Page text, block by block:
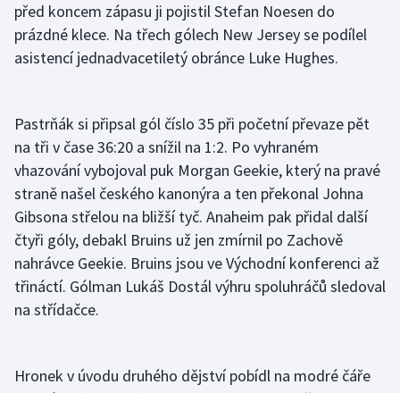
Házená
Jezdectví
Krasobruslení
Lezení
Lyže a snowboard
Moderní pětiboj
Motorsport
před koncem zápasu ji pojistil Stefan Noesen do
prázdné klece. Na třech gólech New Jersey se podílel
asistencí jednadvacetiletý obránce Luke Hughes.
Pastrňák si připsal gól číslo 35 při početní převaze pět
na tři v čase 36:20 a snížil na 1:2. Po vyhraném
vhazování vybojoval puk Morgan Geekie, který na pravé
straně našel českého kanonýra a ten překonal Johna
Gibsona střelou na bližší tyč. Anaheim pak přidal další
čtyři góly, debakl Bruins už jen zmírnil po Zachově
nahrávce Geekie. Bruins jsou ve Východní konferenci až
třináctí. Gólman Lukáš Dostál výhru spoluhráčů sledoval
na střídačce.
Hronek v úvodu druhého dějství pobídl na modré čáře